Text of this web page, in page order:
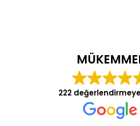
222